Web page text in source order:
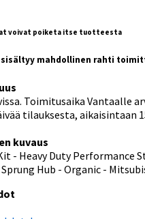
voivat poiketa itse tuotteesta
mahdollinen rahti
Toimitusaika Vantaalle
tilauksesta, aikaisintaan
kuvaus
- Heavy Duty Performance
Hub - Organic -